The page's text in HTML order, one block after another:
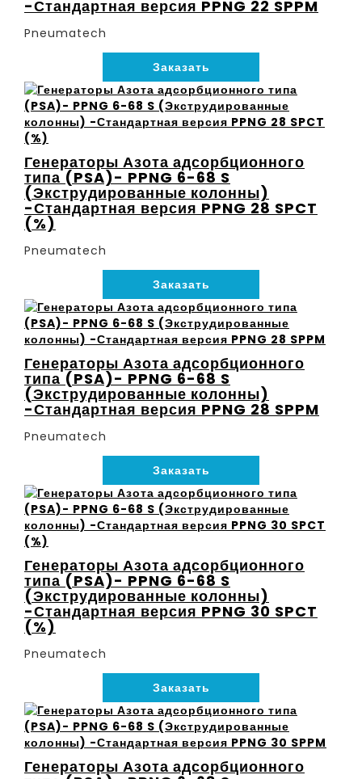
-Стандартная версия PPNG 22 SPPM
Pneumatech
Заказать
Генераторы Азота адсорбционного
типа (PSA)- PPNG 6-68 S
(Экструдированные колонны)
-Стандартная версия PPNG 28 SPCT
(%)
Pneumatech
Заказать
Генераторы Азота адсорбционного
типа (PSA)- PPNG 6-68 S
(Экструдированные колонны)
-Стандартная версия PPNG 28 SPPM
Pneumatech
Заказать
Генераторы Азота адсорбционного
типа (PSA)- PPNG 6-68 S
(Экструдированные колонны)
-Стандартная версия PPNG 30 SPCT
(%)
Pneumatech
Заказать
Генераторы Азота адсорбционного